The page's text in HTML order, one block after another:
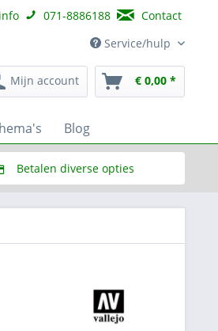
071-8886188
Contact
Service/hulp
Mijn account € 0,00 *
Blog
Betalen diverse opties